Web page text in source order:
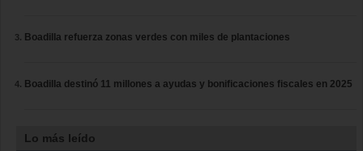
Boadilla refuerza zonas verdes con miles de plantaciones
Boadilla destinó 11 millones a ayudas y bonificaciones fiscales en 2025
Lo más leído